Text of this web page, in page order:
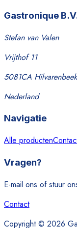
Gastronique
Stefan van Valen
Vrijthof 11
5081CA Hilvarenbeek
Nederland
Navigatie
Alle producten
Vragen?
E-mail ons of stuur
Contact
Copyright © 2026